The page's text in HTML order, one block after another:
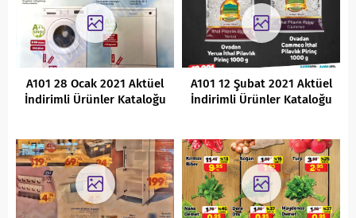
A101 28 Ocak 2021 Aktüel
İndirimli Ürünler Kataloğu
A101 12 Şubat 2021 Aktüel
İndirimli Ürünler Kataloğu